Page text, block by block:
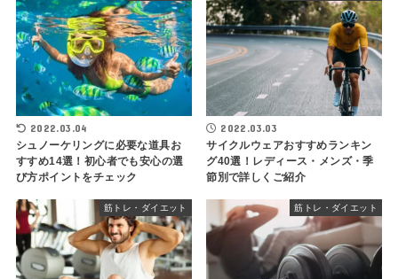
2022.03.04
シュノーケリングに必要な道具お
すすめ14選！初心者でも安心の選
び方ポイントをチェック
2022.03.03
サイクルウェアおすすめランキン
グ40選！レディース・メンズ・季
節別で詳しくご紹介
筋トレ・ダイエット 筋トレ・ダイエット